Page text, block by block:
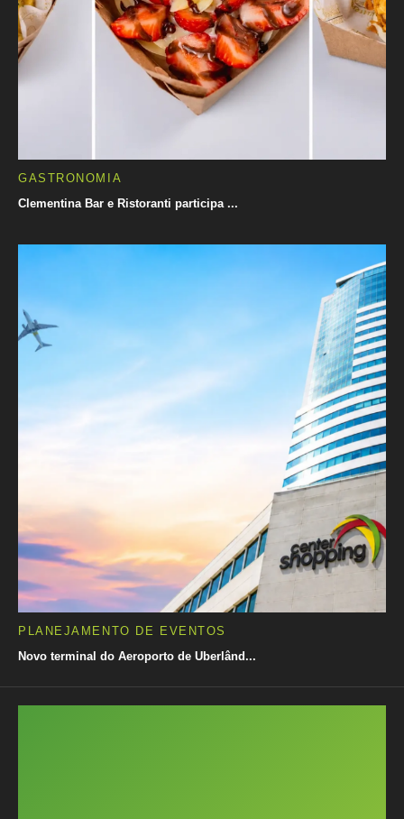
GASTRONOMIA
Clementina Bar e Ristoranti participa ...
PLANEJAMENTO DE EVENTOS
Novo terminal do Aeroporto de Uberlând...